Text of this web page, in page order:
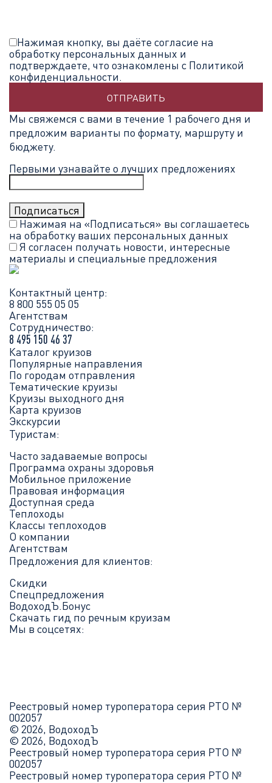
Нажимая кнопку, вы даёте согласие на
обработку персональных данных и
подтверждаете, что ознакомлены с Политикой
конфиденциальности.
ОТПРАВИТЬ
Мы свяжемся с вами в течение 1 рабочего дня и
предложим варианты по формату, маршруту и
бюджету.
Первыми узнавайте о лучших предложениях
Нажимая на «Подписаться» вы соглашаетесь
на обработку ваших персональных данных
Я согласен получать новости, интересные
материалы и специальные предложения
Контактный центр:
8 800 555 05 05
Агентствам
Сотрудничество:
8 495 150 46 37
Каталог круизов
Популярные направления
По городам отправления
Тематические круизы
Круизы выходного дня
Карта круизов
Экскурсии
Туристам:
Часто задаваемые вопросы
Программа охраны здоровья
Мобильное приложение
Правовая информация
Доступная среда
Теплоходы
Классы теплоходов
О компании
Агентствам
Предложения для клиентов:
Скидки
Спецпредложения
ВодоходЪ.Бонус
Скачать гид по речным круизам
Мы в соцсетях:
Реестровый номер туроператора серия РТО №
002057
© 2026, ВодоходЪ
© 2026, ВодоходЪ
Реестровый номер туроператора серия РТО №
002057
Реестровый номер туроператора серия РТО №